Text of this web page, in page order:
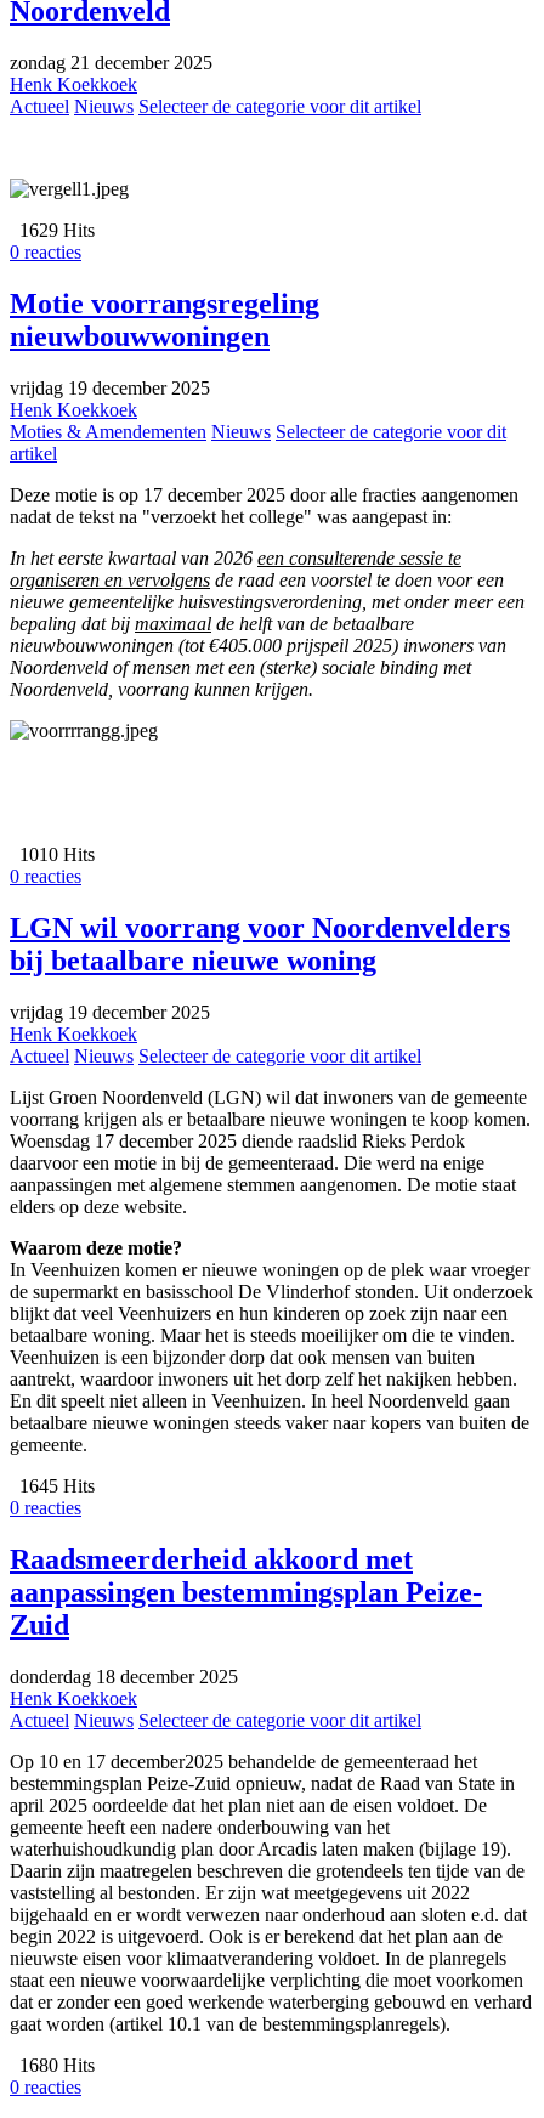
Noordenveld
zondag 21 december 2025
Henk Koekkoek
Actueel Nieuws Selecteer de categorie voor dit artikel
1629 Hits
0 reacties
Motie voorrangsregeling
nieuwbouwwoningen
vrijdag 19 december 2025
Henk Koekkoek
Moties & Amendementen Nieuws Selecteer de categorie voor dit
artikel
Deze motie is op 17 december 2025 door alle fracties aangenomen
nadat de tekst na "verzoekt het college" was aangepast in:
In het eerste kwartaal van 2026 een consulterende sessie te
organiseren en vervolgens de raad een voorstel te doen voor een
nieuwe gemeentelijke huisvestingsverordening, met onder meer een
bepaling dat bij maximaal de helft van de betaalbare
nieuwbouwwoningen (tot €405.000 prijspeil 2025) inwoners van
Noordenveld of mensen met een (sterke) sociale binding met
Noordenveld, voorrang kunnen krijgen.
1010 Hits
0 reacties
LGN wil voorrang voor Noordenvelders
bij betaalbare nieuwe woning
vrijdag 19 december 2025
Henk Koekkoek
Actueel Nieuws Selecteer de categorie voor dit artikel
Lijst Groen Noordenveld (LGN) wil dat inwoners van de gemeente
voorrang krijgen als er betaalbare nieuwe woningen te koop komen.
Woensdag 17 december 2025 diende raadslid Rieks Perdok
daarvoor een motie in bij de gemeenteraad. Die werd na enige
aanpassingen met algemene stemmen aangenomen. De motie staat
elders op deze website.
Waarom deze motie?
In Veenhuizen komen er nieuwe woningen op de plek waar vroeger
de supermarkt en basisschool De Vlinderhof stonden. Uit onderzoek
blijkt dat veel Veenhuizers en hun kinderen op zoek zijn naar een
betaalbare woning. Maar het is steeds moeilijker om die te vinden.
Veenhuizen is een bijzonder dorp dat ook mensen van buiten
aantrekt, waardoor inwoners uit het dorp zelf het nakijken hebben.
En dit speelt niet alleen in Veenhuizen. In heel Noordenveld gaan
betaalbare nieuwe woningen steeds vaker naar kopers van buiten de
gemeente.
1645 Hits
0 reacties
Raadsmeerderheid akkoord met
aanpassingen bestemmingsplan Peize-
Zuid
donderdag 18 december 2025
Henk Koekkoek
Actueel Nieuws Selecteer de categorie voor dit artikel
Op 10 en 17 december2025 behandelde de gemeenteraad het
bestemmingsplan Peize-Zuid opnieuw, nadat de Raad van State in
april 2025 oordeelde dat het plan niet aan de eisen voldoet. De
gemeente heeft een nadere onderbouwing van het
waterhuishoudkundig plan door Arcadis laten maken (bijlage 19).
Daarin zijn maatregelen beschreven die grotendeels ten tijde van de
vaststelling al bestonden. Er zijn wat meetgegevens uit 2022
bijgehaald en er wordt verwezen naar onderhoud aan sloten e.d. dat
begin 2022 is uitgevoerd. Ook is er berekend dat het plan aan de
nieuwste eisen voor klimaatverandering voldoet. In de planregels
staat een nieuwe voorwaardelijke verplichting die moet voorkomen
dat er zonder een goed werkende waterberging gebouwd en verhard
gaat worden (artikel 10.1 van de bestemmingsplanregels).
1680 Hits
0 reacties